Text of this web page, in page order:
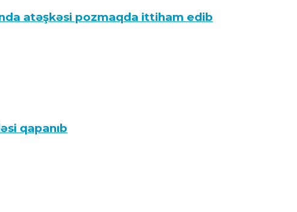
atəşkəsi pozmaqda ittiham edib
qapanıb